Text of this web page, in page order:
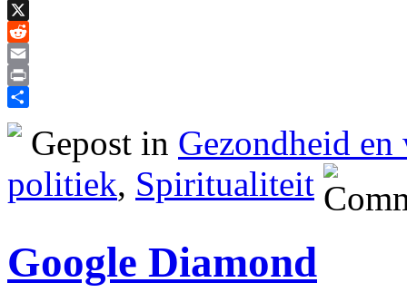
Bluesky
X
Reddit
Email
Print
Gepost in Gezondheid
politiek, Spiritualiteit
Google Diamond